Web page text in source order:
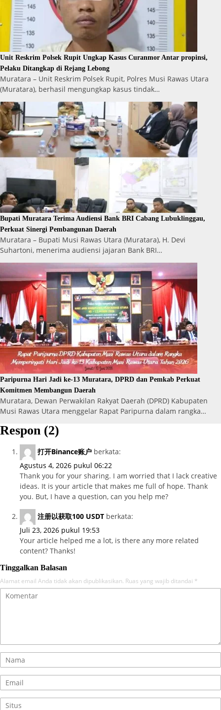
Unit Reskrim Polsek Rupit Ungkap Kasus Curanmor Antar propinsi,
Pelaku Ditangkap di Rejang Lebong
Muratara – Unit Reskrim Polsek Rupit, Polres Musi Rawas Utara
(Muratara), berhasil mengungkap kasus tindak…
Bupati Muratara Terima Audiensi Bank BRI Cabang Lubuklinggau,
Perkuat Sinergi Pembangunan Daerah
Muratara – Bupati Musi Rawas Utara (Muratara), H. Devi
Suhartoni, menerima audiensi jajaran Bank BRI…
Paripurna Hari Jadi ke-13 Muratara, DPRD dan Pemkab Perkuat
Komitmen Membangun Daerah
Muratara, Dewan Perwakilan Rakyat Daerah (DPRD) Kabupaten
Musi Rawas Utara menggelar Rapat Paripurna dalam rangka…
Respon (2)
打开Binance账户 berkata:
Agustus 4, 2026 pukul 06:22
Thank you for your sharing. I am worried that I lack creative
ideas. It is your article that makes me full of hope. Thank
you. But, I have a question, can you help me?
注册以获取100 USDT berkata:
Juli 23, 2026 pukul 19:53
Your article helped me a lot, is there any more related
content? Thanks!
Tinggalkan Balasan
Alamat email Anda tidak akan dipublikasikan. Ruas yang wajib ditandai *